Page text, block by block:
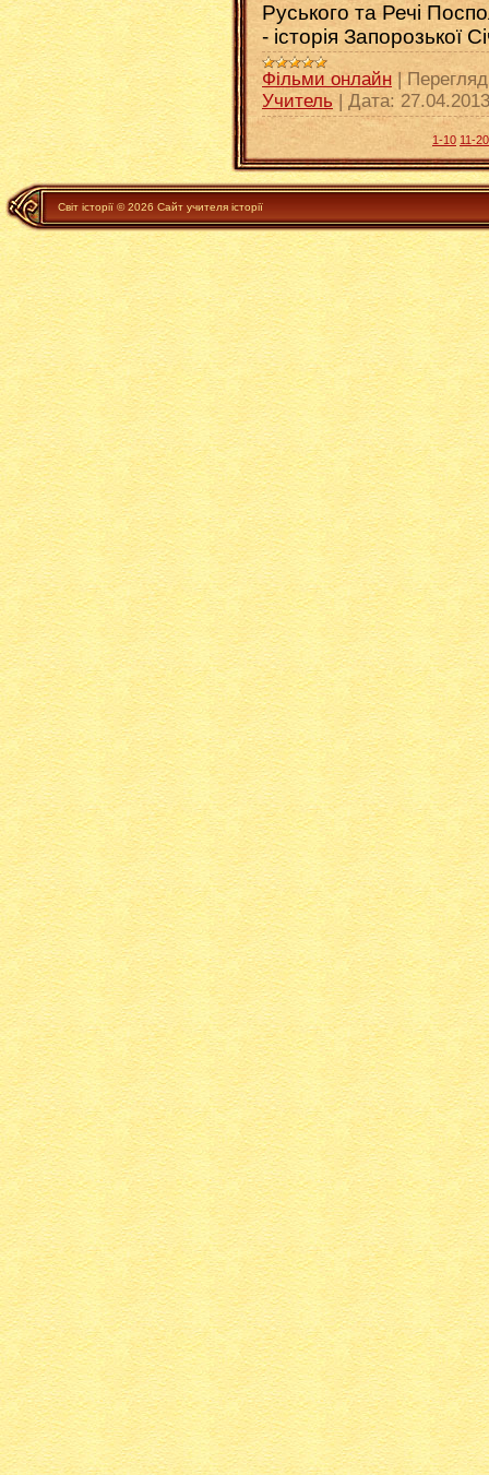
Руського та Речі
- історія Запорозької
Фільми онлайн |
Учитель
Дата: 27.04.2013
1-10 11-20
Світ історії © 2026 Сайт учителя історії